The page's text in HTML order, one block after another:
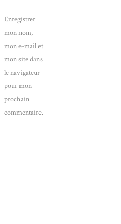
Enregistrer
mon nom,
mon e-mail et
mon site dans
le navigateur
pour mon
prochain
commentaire.